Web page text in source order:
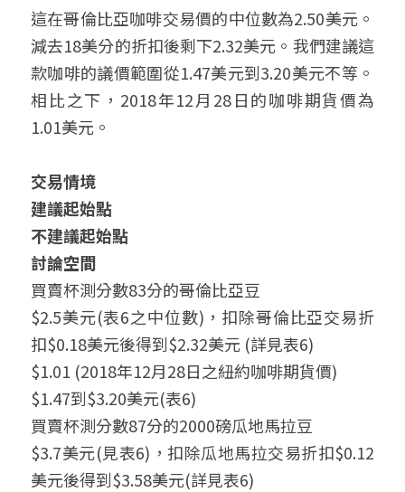
這在哥倫比亞咖啡交易價的中位數為2.50美元。
減去18美分的折扣後剩下2.32美元。我們建議這
款咖啡的議價範圍從1.47美元到3.20美元不等。
相比之下，2018年12月28日的咖啡期貨價為
1.01美元。
交易情境
建議起始點
不建議起始點
討論空間
買賣杯測分數83分的哥倫比亞豆
$2.5美元(表6之中位數)，扣除哥倫比亞交易折
扣$0.18美元後得到$2.32美元 (詳見表6)
$1.01 (2018年12月28日之紐約咖啡期貨價)
$1.47到$3.20美元(表6)
買賣杯測分數87分的2000磅瓜地馬拉豆
$3.7美元(見表6)，扣除瓜地馬拉交易折扣$0.12
美元後得到$3.58美元(詳見表6)